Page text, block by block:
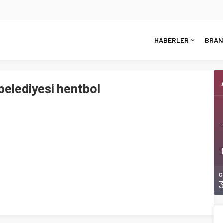
HABERLER
hentbol